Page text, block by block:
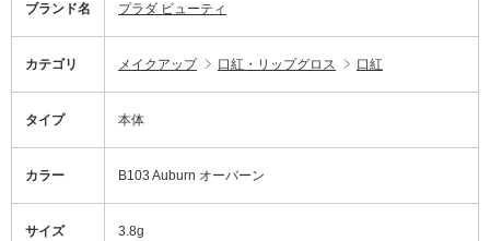
ブランド名 プラダ ビューティ
カテゴリ メイクアップ 口紅・リップグロス 口紅
タイプ 本体
カラー B103 Auburn オーバーン
サイズ 3.8g